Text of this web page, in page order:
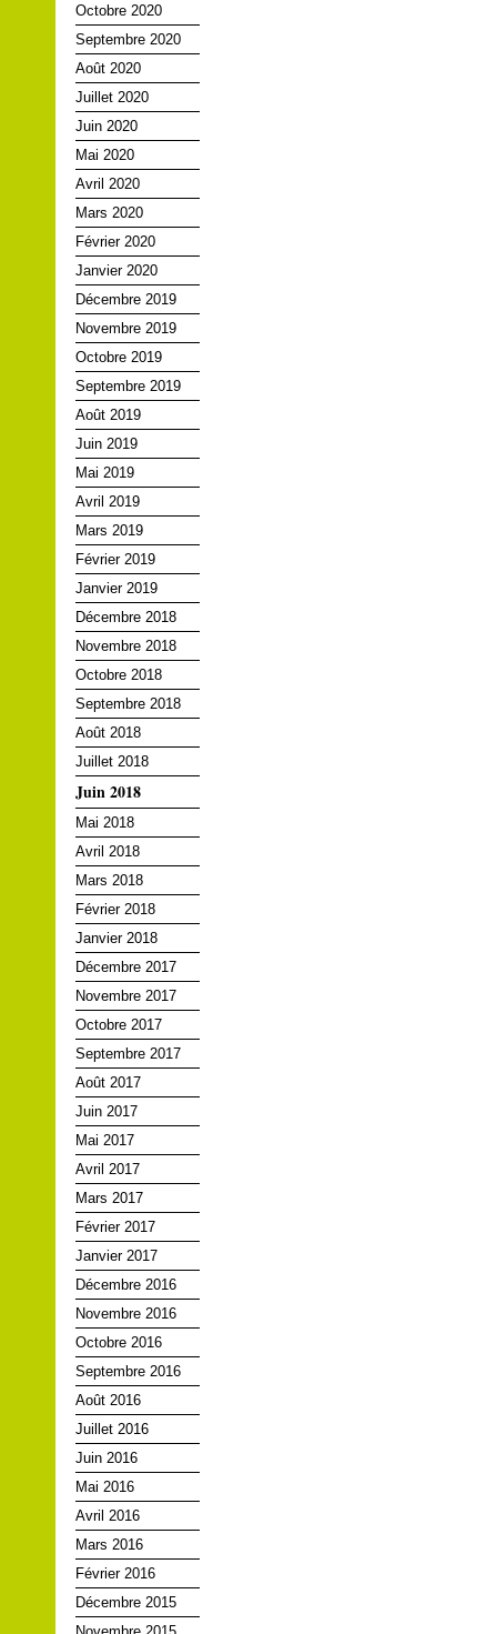
Octobre 2020
Septembre 2020
Août 2020
Juillet 2020
Juin 2020
Mai 2020
Avril 2020
Mars 2020
Février 2020
Janvier 2020
Décembre 2019
Novembre 2019
Octobre 2019
Septembre 2019
Août 2019
Juin 2019
Mai 2019
Avril 2019
Mars 2019
Février 2019
Janvier 2019
Décembre 2018
Novembre 2018
Octobre 2018
Septembre 2018
Août 2018
Juillet 2018
Juin 2018
Mai 2018
Avril 2018
Mars 2018
Février 2018
Janvier 2018
Décembre 2017
Novembre 2017
Octobre 2017
Septembre 2017
Août 2017
Juin 2017
Mai 2017
Avril 2017
Mars 2017
Février 2017
Janvier 2017
Décembre 2016
Novembre 2016
Octobre 2016
Septembre 2016
Août 2016
Juillet 2016
Juin 2016
Mai 2016
Avril 2016
Mars 2016
Février 2016
Décembre 2015